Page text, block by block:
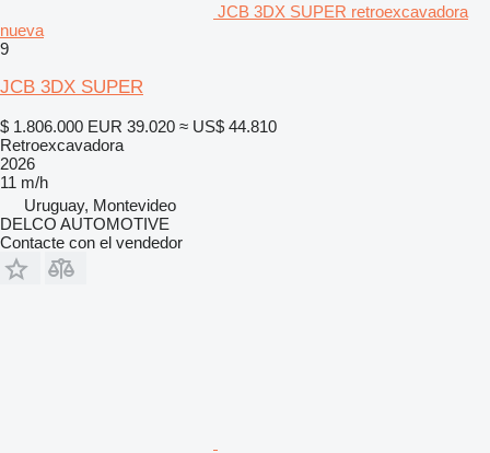
JCB 3DX SUPER retroexcavadora
nueva
9
JCB 3DX SUPER
$ 1.806.000 EUR 39.020 ≈ US$ 44.810
Retroexcavadora
2026
11 m/h
Uruguay, Montevideo
DELCO AUTOMOTIVE
Contacte con el vendedor